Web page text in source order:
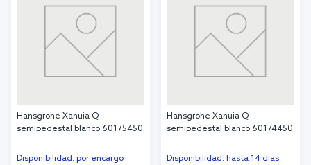
Hansgrohe Xanuia Q
semipedestal blanco 60175450
Disponibilidad: por encargo
Hansgrohe Xanuia Q
semipedestal blanco 60174450
Disponibilidad: hasta 14 días